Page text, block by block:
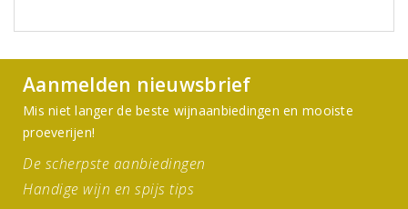
Aanmelden nieuwsbrief
Mis niet langer de beste wijnaanbiedingen en mooiste
proeverijen!
De scherpste aanbiedingen
Handige wijn en spijs tips